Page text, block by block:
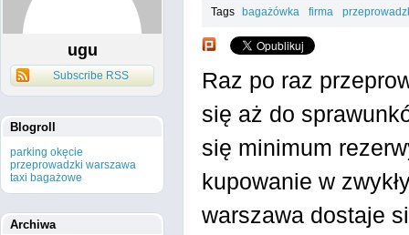
Tags bagażówka firma
Raz po raz
się aż do
się minimum
kupowanie w
warszawa dostaje
ugu
Subscribe RSS
Blogroll
parking okęcie
przeprowadzki warszawa
taxi bagażowe
Archiwa